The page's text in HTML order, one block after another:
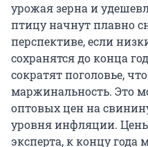
урожая зерна и
птицу начнут плавно
перспективе, если
сохранятся до конца
сократят поголовье,
маржинальность. Это
оптовых цен на
уровня инфляции.
эксперта, к концу года